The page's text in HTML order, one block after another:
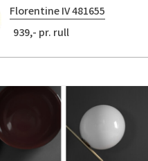
Florentine IV 481655
939,- pr. rull